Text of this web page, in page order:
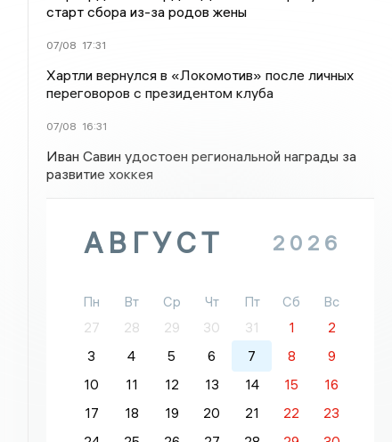
старт сбора из-за родов жены
07/08 17:31
Хартли вернулся в «Локомотив» после личных
переговоров с президентом клуба
07/08 16:31
Иван Савин удостоен региональной награды за
развитие хоккея
АВГУСТ 2026
Пн Вт Ср Чт Пт Сб
Вс
27
28 29 30 31 1
2
3
4 5 6 7 8
9
10
11 12 13 14 15
16
17
18 19 20 21 22
23